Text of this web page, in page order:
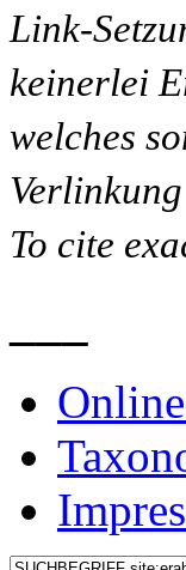
Link-
keinerlei
welches
To cite